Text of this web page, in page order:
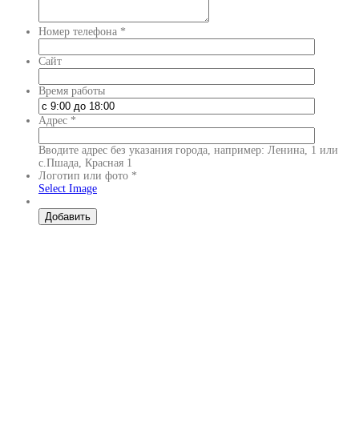
Номер телефона *
Сайт
Время работы
Адрес *
Вводите адрес без указания города, например: Ленина, 1 или
с.Пшада, Красная 1
Логотип или фото *
Select Image